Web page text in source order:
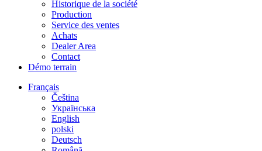
Historique de la société
Production
Service des ventes
Achats
Dealer Area
Contact
Démo terrain
Français
Čeština
Українська
English
polski
Deutsch